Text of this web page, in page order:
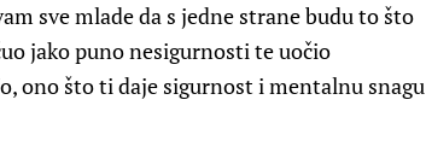
sve mlade da s jedne strane budu to što
jako puno nesigurnosti te uočio
ono što ti daje sigurnost i mentalnu snagu